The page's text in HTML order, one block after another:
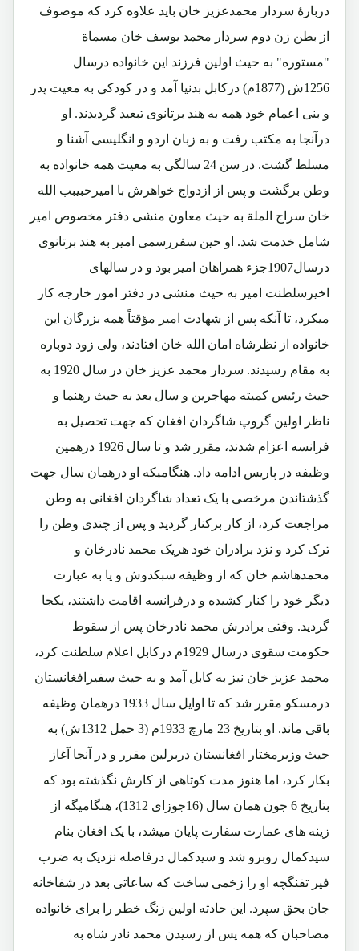
دربارۀ سردار محمدعزیز خان باید علاوه کرد که موصوف
از بطن زن دوم سردار محمد یوسف خان مسماة
"مستوره" به حیث اولین فرزند این خانواده درسال
1256ش (1877م) درکابل بدنیا آمد و در کودکی به معیت پدر
و بنی اعمام خود همه به هند برتانوی تبعید گردیدند. او
درآنجا به مکتب رفت و به زبان اردو و انگلیسی آشنا و
مسلط گشت. در سن 24 سالگی به معیت همه خانواده به
وطن برگشت و پس از ازدواج خواهرش با امیرحبیبب الله
خان سراج الملة به حیث معاون منشی دفتر مخصوص امیر
شامل خدمت شد. او حین سفررسمی امیر به هند برتانوی
درسال1907جزء همراهان امیر بود و در سالهای
اخیرسلطنت امیر به حیث منشی در دفتر امور خارجه کار
میکرد، تا آنکه پس از شهادت امیر مؤقتاً همه بزرگان این
خانواده از نظرشاه امان الله خان افتادند، ولی زود دوباره
به مقام رسیدند. سردار محمد عزیز خان در سال 1920 به
حیث رئیس کمیته مهاجرین و سال بعد به حیث رهنما و
ناظر اولین گروپ شاگردان افغان که جهت تحصیل به
فرانسه اعزام شدند، مقرر شد و تا سال 1926 درهمین
وظیفه در پاریس ادامه داد. هنگامیکه او درهمان سال جهت
گذشتاندن مرخصی با یک تعداد شاگردان افغانی به وطن
مراجعت کرد، از کار برکنار گردید و پس از چندی وطن را
ترک کرد و نزد برادران خود هریک محمد نادرخان و
محمدهاشم خان که از وظیفه سبکدوش و یا به عبارت
دیگر خود را کنار کشیده و درفرانسه اقامت داشتند، یکجا
گردید. وقتی برادرش محمد نادرخان پس از سقوط
حکومت سقوی درسال 1929م درکابل اعلام سلطنت کرد،
محمد عزیز خان نیز به کابل آمد و به حیث سفیرافغانستان
درمسکو مقرر شد که تا اوایل سال 1933 درهمان وظیفه
باقی ماند. او بتاریخ 23 مارچ 1933م (3 حمل 1312ش) به
حیث وزیرمختار افغانستان دربرلین مقرر و در آنجا آغاز
بکار کرد، اما هنوز مدت کوتاهی از کارش نگذشته بود که
بتاریخ 6 جون همان سال (16جوزای 1312)، هنگامیگه از
زینه های عمارت سفارت پایان میشد، با یک افغان بنام
سیدکمال روبرو شد و سیدکمال درفاصله نزدیک به ضرب
فیر تفنگچه او را زخمی ساخت که ساعاتی بعد در شفاخانه
جان بحق سپرد. این حادثه اولین زنگ خطر را برای خانواده
مصاحبان که همه پس از رسیدن محمد نادر شاه به